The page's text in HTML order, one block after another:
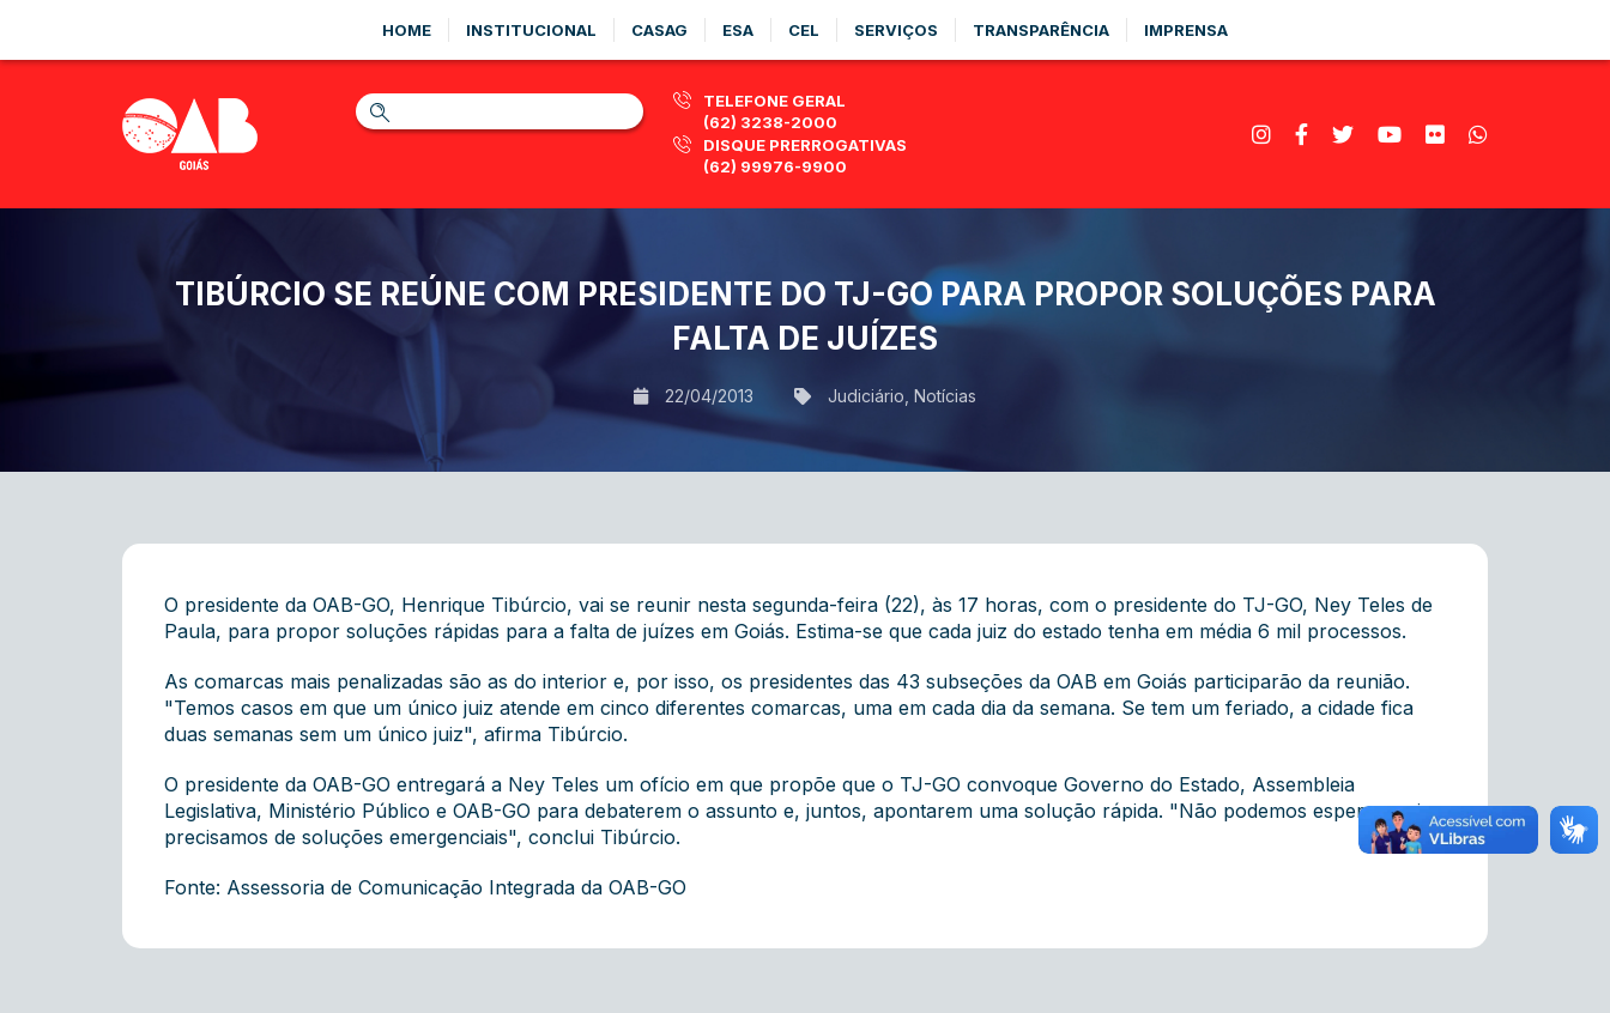
HOME INSTITUCIONAL CASAG ESA CEL SERVIÇOS TRANSPARÊNCIA IMPRENSA
TELEFONE GERAL
(62) 3238-2000
DISQUE PRERROGATIVAS
(62) 99976-9900
TIBÚRCIO SE REÚNE COM PRESIDENTE DO TJ-GO PARA PROPOR SOLUÇÕES PARA
FALTA DE JUÍZES
22/04/2013 Judiciário Notícias
O presidente da OAB-GO, Henrique Tibúrcio, vai se reunir nesta segunda-feira (22), às 17 horas, com o presidente do TJ-GO, Ney Teles de
Paula, para propor soluções rápidas para a falta de juízes em Goiás. Estima-se que cada juiz do estado tenha em média 6 mil processos.
As comarcas mais penalizadas são as do interior e, por isso, os presidentes das 43 subseções da OAB em Goiás participarão da reunião.
"Temos casos em que um único juiz atende em cinco diferentes comarcas, uma em cada dia da semana. Se tem um feriado, a cidade fica
duas semanas sem um único juiz", afirma Tibúrcio.
O presidente da OAB-GO entregará a Ney Teles um ofício em que propõe que o TJ-GO convoque Governo do Estado, Assembleia
Legislativa, Ministério Público e OAB-GO para debaterem o assunto e, juntos, apontarem uma solução rápida. "Não podemos esperar mais,
precisamos de soluções emergenciais", conclui Tibúrcio.
Fonte: Assessoria de Comunicação Integrada da OAB-GO